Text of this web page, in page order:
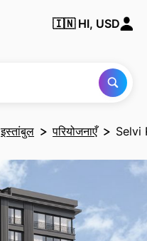
🇮🇳 HI, USD
इस्तांबुल परियोजनाएँ Selvi